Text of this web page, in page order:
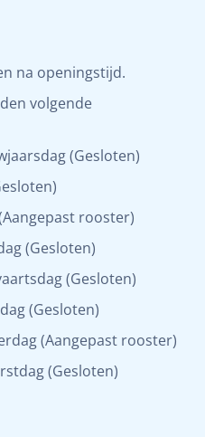
na openingstijd.
volgende
(Gesloten)
rooster)
(Gesloten)
(Gesloten)
(Gesloten)
(Aangepast rooster)
(Gesloten)